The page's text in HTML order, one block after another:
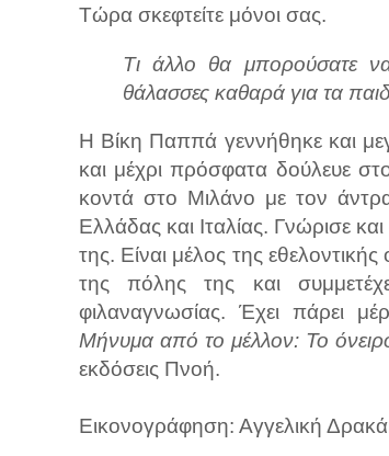
Τώρα σκεφτείτε μόνοι σας.
Τι άλλο θα μπορούσατε
θάλασσες καθαρά για τα
Η Βίκη Παππά γεννήθηκε και
και μέχρι πρόσφατα δούλευε
κοντά στο Μιλάνο με τον
Ελλάδας και Ιταλίας. Γνώρισε
της. Είναι μέλος της
της πόλης της και
φιλαναγνωσίας. Έχει πάρει
Μήνυμα από το μέλλον: Το
εκδόσεις Πνοή.
Εικονογράφηση: Αγγελική